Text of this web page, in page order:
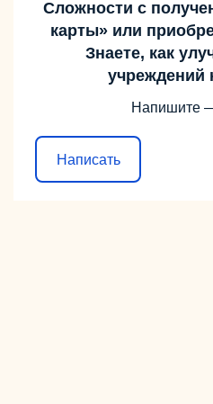
Сложности с
карты» или
Знаете, как
учреждений
Напишите
Написать